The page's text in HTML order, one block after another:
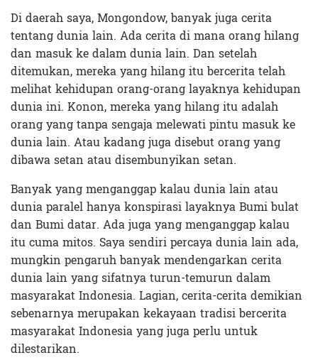
Di daerah saya, Mongondow, banyak juga cerita
tentang dunia lain. Ada cerita di mana orang hilang
dan masuk ke dalam dunia lain. Dan setelah
ditemukan, mereka yang hilang itu bercerita telah
melihat kehidupan orang-orang layaknya kehidupan
dunia ini. Konon, mereka yang hilang itu adalah
orang yang tanpa sengaja melewati pintu masuk ke
dunia lain. Atau kadang juga disebut orang yang
dibawa setan atau disembunyikan setan.
Banyak yang menganggap kalau dunia lain atau
dunia paralel hanya konspirasi layaknya Bumi bulat
dan Bumi datar. Ada juga yang menganggap kalau
itu cuma mitos. Saya sendiri percaya dunia lain ada,
mungkin pengaruh banyak mendengarkan cerita
dunia lain yang sifatnya turun-temurun dalam
masyarakat Indonesia. Lagian, cerita-cerita demikian
sebenarnya merupakan kekayaan tradisi bercerita
masyarakat Indonesia yang juga perlu untuk
dilestarikan.